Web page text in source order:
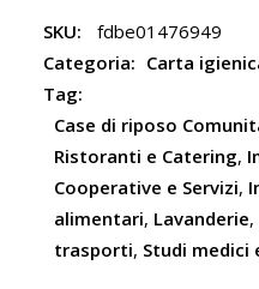
SKU:
fdbe01476949
Categoria: Carta
Tag:
Case di riposo
Ristoranti e Catering,
Cooperative e Servizi,
alimentari, Lavanderie,
trasporti, Studi medici